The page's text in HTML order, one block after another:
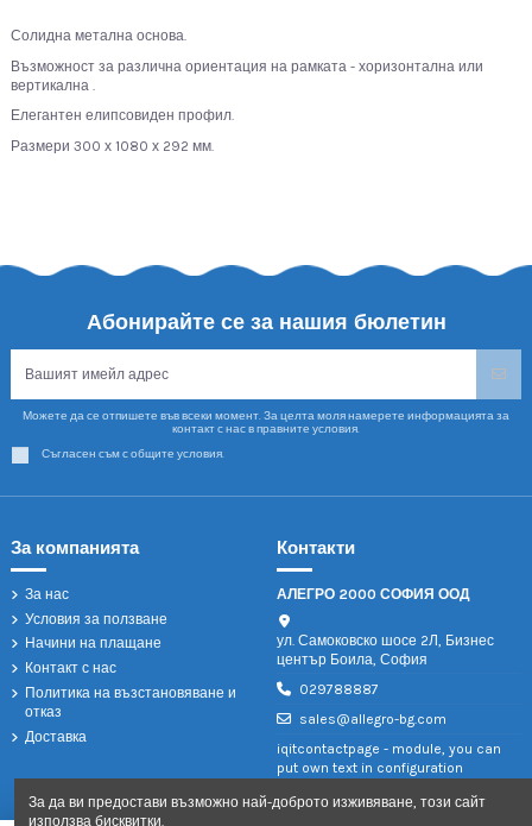
Солидна метална основа.
Възможност за различна ориентация на рамката - хоризонтална или
вертикална .
Елегантен елипсовиден профил.
Размери 300 х 1080 х 292 мм.
Абонирайте се за нашия бюлетин
Можете да се отпишете във всеки момент. За целта моля намерете информацията за
контакт с нас в правните условия.
Съгласен съм с общите условия.
За компанията
За нас
Условия за ползване
Начини на плащане
Контакт с нас
Политика на възстановяване и
отказ
Доставка
Контакти
АЛЕГРО 2000 СОФИЯ ООД
ул. Самоковско шосе 2Л, Бизнес
център Боила, София
029788887
sales@allegro-bg.com
iqitcontactpage - module, you can
put own text in configuration
За да ви предостави възможно най-доброто изживяване, този сайт
използва бисквитки.